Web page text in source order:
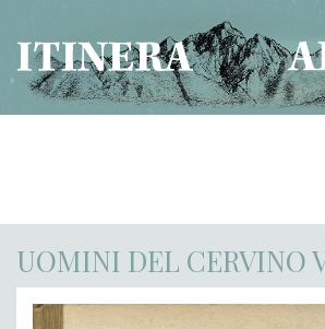
UOMINI DEL CERVINO